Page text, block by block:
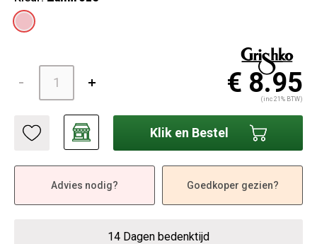
€ 8.95
(inc 21% BTW)
Klik en Bestel
Advies nodig? Goedkoper gezien?
14 Dagen bedenktijd